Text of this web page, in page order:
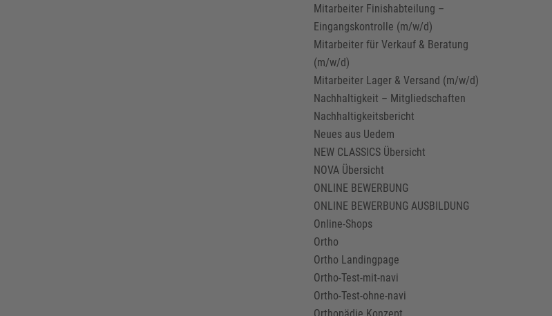
Mitarbeiter Finishabteilung –
Eingangskontrolle (m/w/d)
Mitarbeiter für Verkauf & Beratung
(m/w/d)
Mitarbeiter Lager & Versand (m/w/d)
Nachhaltigkeit – Mitgliedschaften
Nachhaltigkeitsbericht
Neues aus Uedem
NEW CLASSICS Übersicht
NOVA Übersicht
ONLINE BEWERBUNG
ONLINE BEWERBUNG AUSBILDUNG
Online-Shops
Ortho
Ortho Landingpage
Ortho-Test-mit-navi
Ortho-Test-ohne-navi